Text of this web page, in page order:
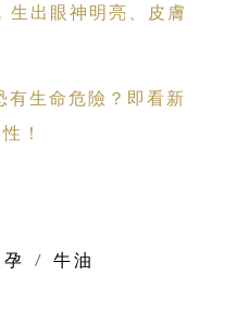
生出眼神明亮、皮膚
有生命危險？即看新
！
/
牛油